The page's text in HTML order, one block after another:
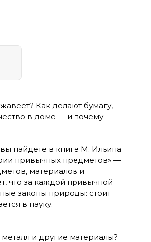
Как делают бумагу,
в доме — и почему
найдете в книге М. Ильина
привычных предметов» —
материалов и
что за каждой привычной
законы природы: стоит
в науку.
металл и другие материалы?